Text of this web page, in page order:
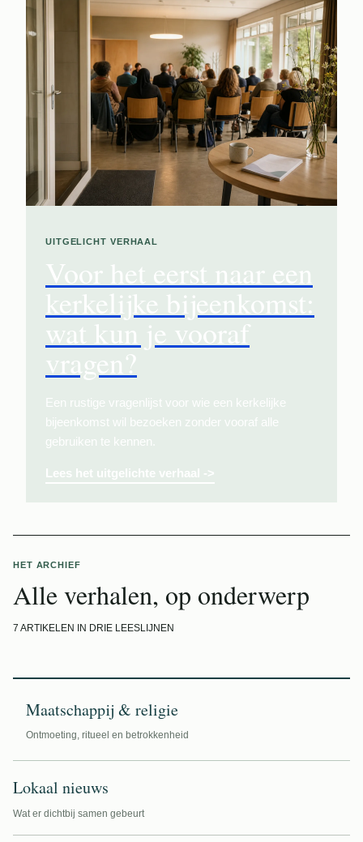
UITGELICHT VERHAAL
Voor het eerst naar een
kerkelijke bijeenkomst:
wat kun je vooraf
vragen?
Een rustige vragenlijst voor wie een kerkelijke
bijeenkomst wil bezoeken zonder vooraf alle
gebruiken te kennen.
Lees het uitgelichte verhaal ->
HET ARCHIEF
Alle verhalen, op onderwerp
7 ARTIKELEN IN DRIE LEESLIJNEN
Maatschappij & religie
Ontmoeting, ritueel en betrokkenheid
Lokaal nieuws
Wat er dichtbij samen gebeurt